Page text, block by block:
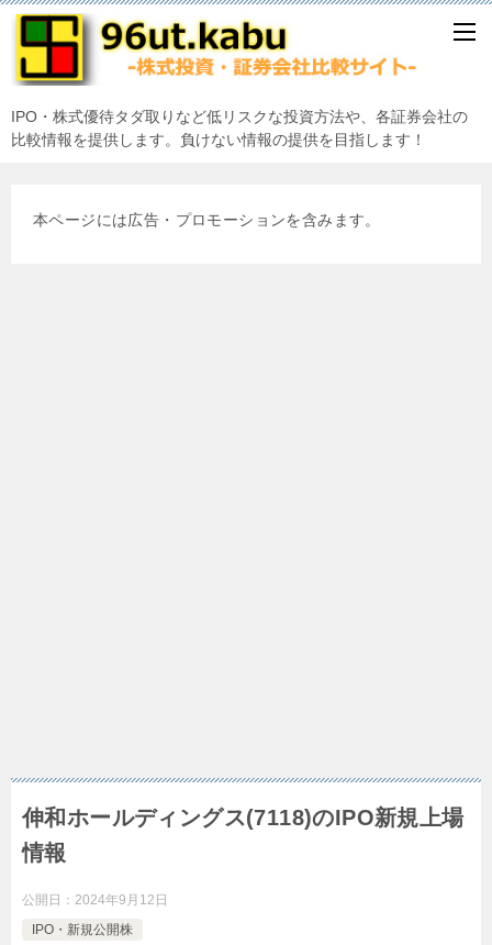
IPO・株式優待タダ取りなど低リスクな投資方法や、各証券会社の
比較情報を提供します。負けない情報の提供を目指します！
本ページには広告・プロモーションを含みます。
伸和ホールディングス(7118)のIPO新規上場
情報
公開日： 2024年9月12日
IPO・新規公開株